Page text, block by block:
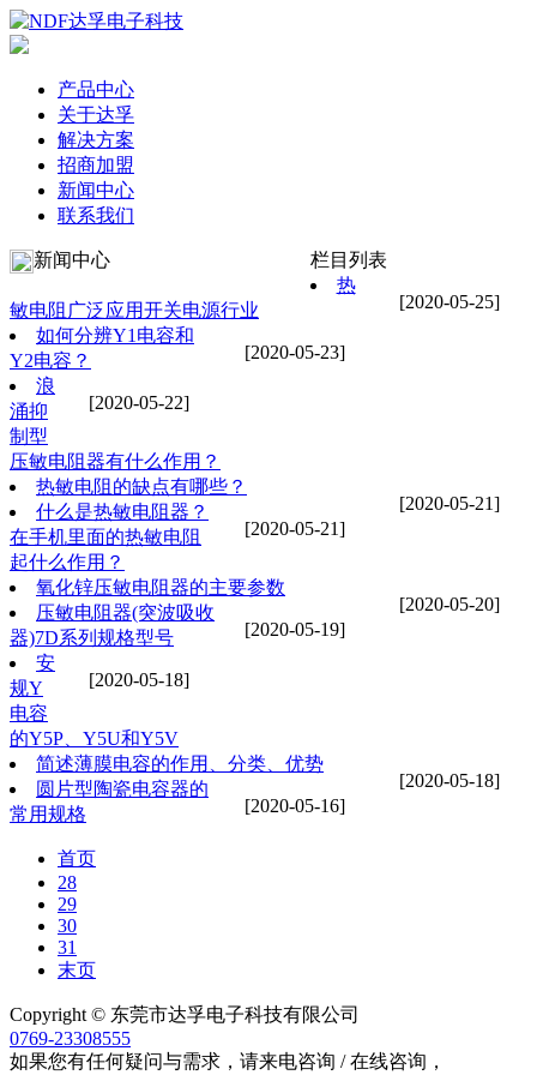
产品中心
关于达孚
解决方案
招商加盟
新闻中心
联系我们
新闻中心 栏目列表
[2020-05-25]
热
敏电阻广泛应用开关电源行业
[2020-05-23]
如何分辨Y1电容和
Y2电容？
[2020-05-22]
浪
涌抑
制型
压敏电阻器有什么作用？
[2020-05-21]
热敏电阻的缺点有哪些？
[2020-05-21]
什么是热敏电阻器？
在手机里面的热敏电阻
起什么作用？
[2020-05-20]
氧化锌压敏电阻器的主要参数
[2020-05-19]
压敏电阻器(突波吸收
器)7D系列规格型号
[2020-05-18]
安
规Y
电容
的Y5P、Y5U和Y5V
[2020-05-18]
简述薄膜电容的作用、分类、优势
[2020-05-16]
圆片型陶瓷电容器的
常用规格
首页
28
29
30
31
末页
Copyright © 东莞市达孚电子科技有限公司
0769-23308555
如果您有任何疑问与需求，请来电咨询 / 在线咨询，